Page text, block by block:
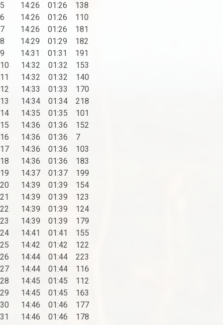
5 14:26 01:26 138
6 14:26 01:26 110
7 14:26 01:26 181
8 14:29 01:29 182
9 14:31 01:31 191
10 14:32 01:32 153
11 14:32 01:32 140
12 14:33 01:33 170
13 14:34 01:34 218
14 14:35 01:35 101
15 14:36 01:36 152
16 14:36 01:36 7
17 14:36 01:36 103
18 14:36 01:36 183
19 14:37 01:37 199
20 14:39 01:39 154
21 14:39 01:39 123
22 14:39 01:39 124
23 14:39 01:39 179
24 14:41 01:41 155
25 14:42 01:42 122
26 14:44 01:44 223
27 14:44 01:44 116
28 14:45 01:45 112
29 14:45 01:45 163
30 14:46 01:46 177
31 14:46 01:46 178